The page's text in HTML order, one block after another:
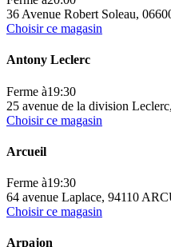
36 Avenue Robert Soleau,
Choisir ce magasin
Antony Leclerc
Ferme à19:30
25 avenue de la division
Choisir ce magasin
Arcueil
Ferme à19:30
64 avenue Laplace, 94110
Choisir ce magasin
Arpajon